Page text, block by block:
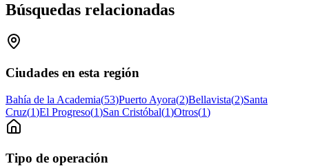
Búsquedas relacionadas
Ciudades en esta región
Bahía de la Academia(53)Puerto Ayora(2)Bellavista(2)Santa
Cruz(1)El Progreso(1)San Cristóbal(1)Otros(1)
Tipo de operación